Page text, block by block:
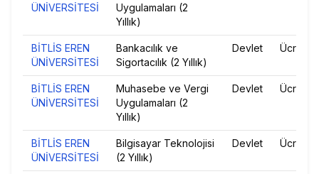
ÜNİVERSİTESİ
Uygulamaları (2
Yıllık)
BİTLİS EREN
ÜNİVERSİTESİ
Bankacılık ve
Sigortacılık (2 Yıllık)
Devlet Ücretsiz
BİTLİS EREN
ÜNİVERSİTESİ
Muhasebe ve Vergi
Uygulamaları (2
Yıllık)
Devlet Ücretsiz
BİTLİS EREN
ÜNİVERSİTESİ
Bilgisayar Teknolojisi
(2 Yıllık)
Devlet Ücretsiz